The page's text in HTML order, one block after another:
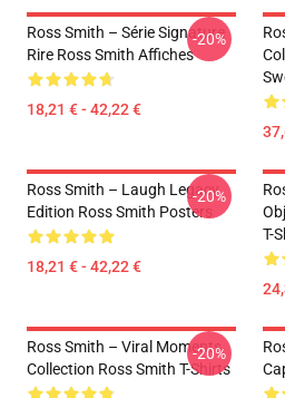
Ross Smith – Série Signature
Rire Ross Smith Affiches
18,21 € - 42,22 €
-20%
Ross Smith – Laugh Legacy
Edition Ross Smith Posters
18,21 € - 42,22 €
-20%
T-
Ross Smith – Viral Moments
Collection Ross Smith T-Shirts
-20%